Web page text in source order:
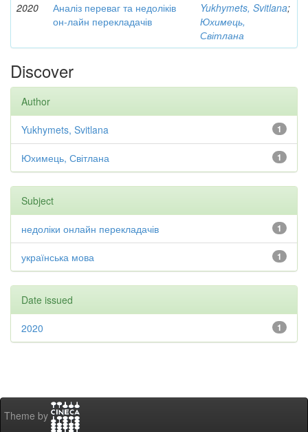
2020
Аналіз переваг та недоліків
он-лайн перекладачів
Yukhymets, Svitlana;
Юхимець,
Світлана
Discover
Author
1
Yukhymets, Svitlana
1
Юхимець, Світлана
Subject
1
недоліки онлайн перекладачів
1
українська мова
Date issued
1
2020
Theme by